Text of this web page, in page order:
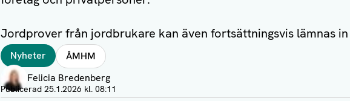
Jordprover från jordbrukare kan även fortsättningsvis lämnas
TaggarNyheter ÅMHM
Författare
Felicia Bredenberg
Visa profil
Publicerad 25.1.2026 kl. 08:11